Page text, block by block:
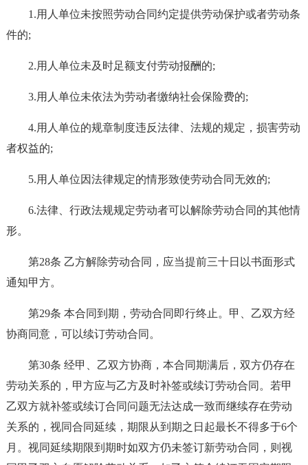
1.用人单位未按照劳动合同约定提供劳动保护或者劳动条
件的;
2.用人单位未及时足额支付劳动报酬的;
3.用人单位未依法为劳动者缴纳社会保险费的;
4.用人单位的规章制度违反法律、法规的规定，损害劳动
者权益的;
5.用人单位因法律规定的情形致使劳动合同无效的;
6.法律、行政法规规定劳动者可以解除劳动合同的其他情
形。
第28条 乙方解除劳动合同，应当提前三十日以书面形式
通知甲方。
第29条 本合同到期，劳动合同即行终止。甲、乙双方经
协商同意，可以续订劳动合同。
第30条 经甲、乙双方协商，本合同期满后，双方仍存在
劳动关系的，甲方应与乙方及时补签或续订劳动合同。若甲
乙双方就补签或续订合同问题无法达成一致而继续存在劳动
关系的，视同合同延续，期限从到期之日起最长不得多于6个
月。视同延续期限到期时如双方仍未签订新劳动合同，则视